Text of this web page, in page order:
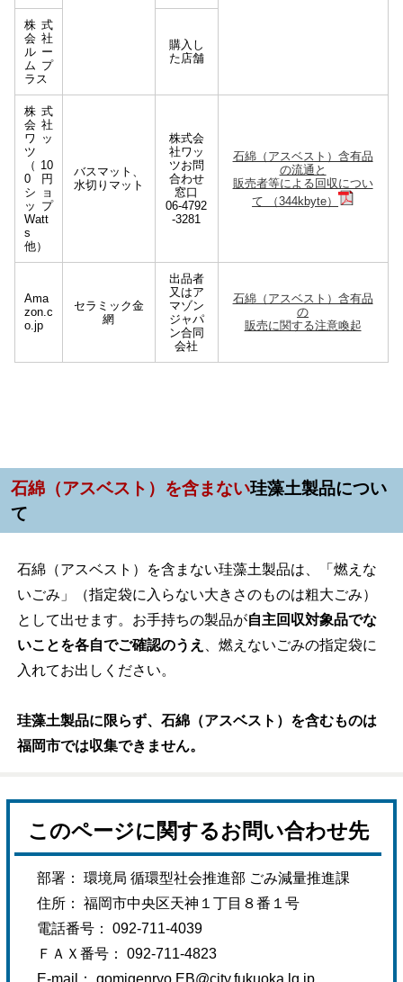
株式
会社
ルー
ムプ
ラス
購入し
た店舗
株式
会社
ワッ
ツ
（10
0円
ショ
ップ
Watt
s
他）
バスマット、
水切りマット
株式会
社ワッ
ツお問
合わせ
窓口
06-4792
-3281
石綿（アスベスト）含有品
の流通と
販売者等による回収につい
て （344kbyte）
Ama
zon.c
o.jp
セラミック金
網
出品者
又はア
マゾン
ジャパ
ン合同
会社
石綿（アスベスト）含有品
の
販売に関する注意喚起
石綿（アスベスト）を含まない珪藻土製品につい
て
石綿（アスベスト）を含まない珪藻土製品は、「燃えな
いごみ」（指定袋に入らない大きさのものは粗大ごみ）
として出せます。お手持ちの製品が自主回収対象品でな
いことを各自でご確認のうえ
、燃えないごみの指定袋に
入れてお出しください。
珪藻土製品に限らず、石綿（アスベスト）を含むものは
福岡市では収集できません。
このページに関するお問い合わせ先
部署： 環境局 循環型社会推進部 ごみ減量推進課
住所： 福岡市中央区天神１丁目８番１号
電話番号： 092-711-4039
ＦＡＸ番号： 092-711-4823